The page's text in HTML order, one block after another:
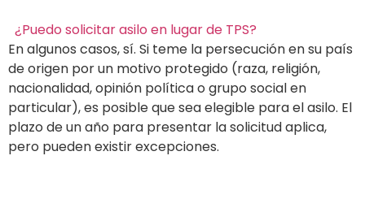
¿Puedo solicitar asilo en lugar de TPS?
En algunos casos, sí. Si teme la persecución en su país
de origen por un motivo protegido (raza, religión,
nacionalidad, opinión política o grupo social en
particular), es posible que sea elegible para el asilo. El
plazo de un año para presentar la solicitud aplica,
pero pueden existir excepciones.